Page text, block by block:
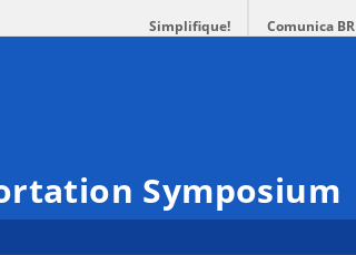
Simplifique! Comunica BR
Symposium